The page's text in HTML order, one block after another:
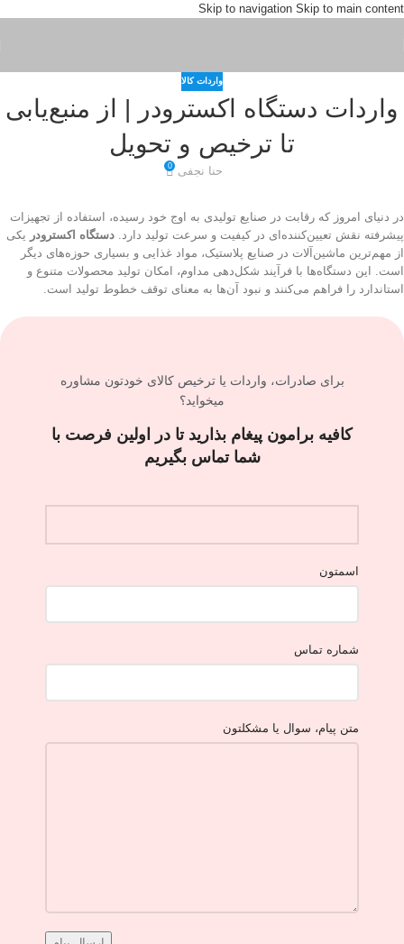
Skip to navigation Skip to main content
واردات کالا
واردات دستگاه اکسترودر | از منبع‌یابی
تا ترخیص و تحویل
حنا نجفی 0
در دنیای امروز که رقابت در صنایع تولیدی به اوج خود رسیده، استفاده از تجهیزات
پیشرفته نقش تعیین‌کننده‌ای در کیفیت و سرعت تولید دارد. دستگاه اکسترودر یکی
از مهم‌ترین ماشین‌آلات در صنایع پلاستیک، مواد غذایی و بسیاری حوزه‌های دیگر
است. این دستگاه‌ها با فرآیند شکل‌دهی مداوم، امکان تولید محصولات متنوع و
استاندارد را فراهم می‌کنند و نبود آن‌ها به معنای توقف خطوط تولید است.
برای صادرات، واردات یا ترخیص کالای خودتون مشاوره
میخواید؟
کافیه برامون پیغام بذارید تا در اولین فرصت با
شما تماس بگیریم
اسمتون
شماره تماس
متن پیام، سوال یا مشکلتون